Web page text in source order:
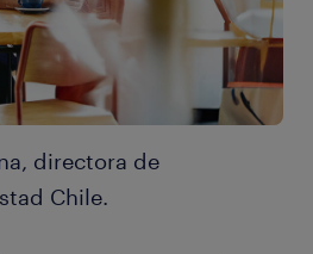
directora de
Chile.